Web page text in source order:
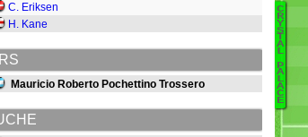
C. Eriksen
H. Kane
Mauricio Roberto Pochettino Trossero
C
R
Y
S
A
L
P
A
L
A
C
E